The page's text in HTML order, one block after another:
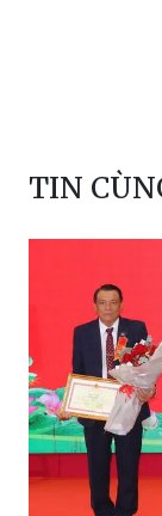
TIN